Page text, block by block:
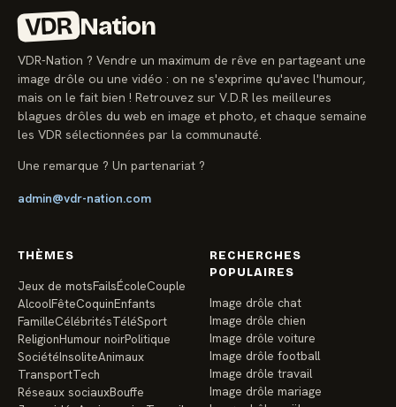
VDR Nation
VDR-Nation ? Vendre un maximum de rêve en partageant une
image drôle ou une vidéo : on ne s'exprime qu'avec l'humour,
mais on le fait bien ! Retrouvez sur V.D.R les meilleures
blagues drôles du web en image et photo, et chaque semaine
les VDR sélectionnées par la communauté.
Une remarque ? Un partenariat ?
admin@vdr-nation.com
THÈMES
Jeux de motsFailsÉcoleCouple
AlcoolFêteCoquinEnfants
FamilleCélébritésTéléSport
ReligionHumour noirPolitique
SociétéInsoliteAnimaux
TransportTech
Réseaux sociauxBouffe
RECHERCHES
POPULAIRES
Image drôle chat
Image drôle chien
Image drôle voiture
Image drôle football
Image drôle travail
Image drôle mariage